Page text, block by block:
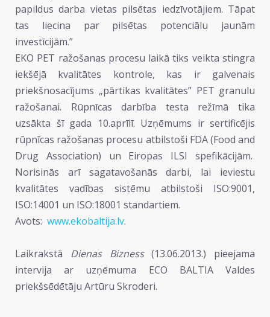
papildus darba vietas pilsētas iedzīvotājiem. Tāpat
tas liecina par pilsētas potenciālu jaunām
investīcijām.”
EKO PET ražošanas procesu laikā tiks veikta stingra
iekšējā kvalitātes kontrole, kas ir galvenais
priekšnosacījums „pārtikas kvalitātes” PET granulu
ražošanai. Rūpnīcas darbība testa režīmā tika
uzsākta šī gada 10.aprīlī. Uzņēmums ir sertificējis
rūpnīcas ražošanas procesu atbilstoši FDA (Food and
Drug Association) un Eiropas ILSI spefikācijām.
Norisinās arī sagatavošanās darbi, lai ieviestu
kvalitātes vadības sistēmu atbilstoši ISO:9001,
ISO:14001 un ISO:18001 standartiem.
Avots: www.ekobaltija.lv.
Laikrakstā Dienas Bizness(13.06.2013.) pieejama
intervija ar uzņēmuma ECO BALTIA Valdes
priekšsēdētāju Artūru Skroderi.